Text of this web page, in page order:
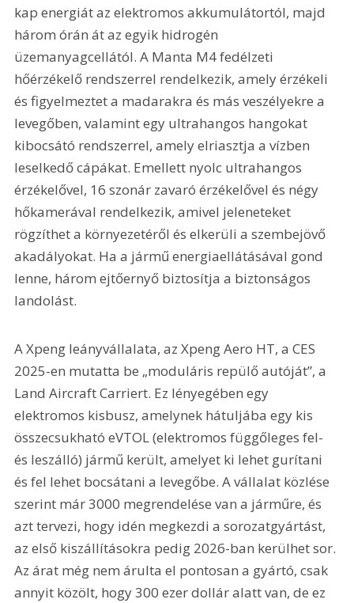
kap energiát az elektromos akkumulátortól, majd
három órán át az egyik hidrogén
üzemanyagcellától. A Manta M4 fedélzeti
hőérzékelő rendszerrel rendelkezik, amely érzékeli
és figyelmeztet a madarakra és más veszélyekre a
levegőben, valamint egy ultrahangos hangokat
kibocsátó rendszerrel, amely elriasztja a vízben
leselkedő cápákat. Emellett nyolc ultrahangos
érzékelővel, 16 szonár zavaró érzékelővel és négy
hőkamerával rendelkezik, amivel jeleneteket
rögzíthet a környezetéről és elkerüli a szembejövő
akadályokat. Ha a jármű energiaellátásával gond
lenne, három ejtőernyő biztosítja a biztonságos
landolást.
A Xpeng leányvállalata, az Xpeng Aero HT, a CES
2025-en mutatta be „moduláris repülő autóját”, a
Land Aircraft Carriert. Ez lényegében egy
elektromos kisbusz, amelynek hátuljába egy kis
összecsukható eVTOL (elektromos függőleges fel-
és leszálló) jármű került, amelyet ki lehet gurítani
és fel lehet bocsátani a levegőbe. A vállalat közlése
szerint már 3000 megrendelése van a járműre, és
azt tervezi, hogy idén megkezdi a sorozatgyártást,
az első kiszállításokra pedig 2026-ban kerülhet sor.
Az árat még nem árulta el pontosan a gyártó, csak
annyit közölt, hogy 300 ezer dollár alatt van, de ez